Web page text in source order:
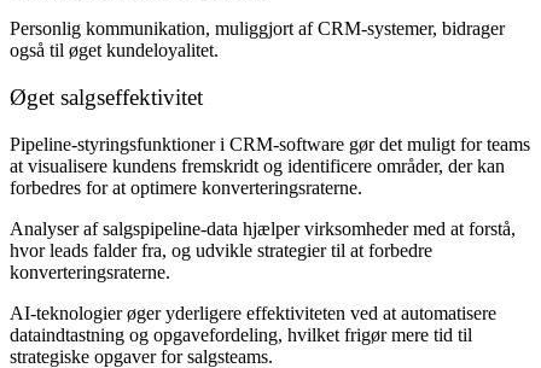
Personlig kommunikation, muliggjort af CRM-systemer, bidrager
også til øget kundeloyalitet.
Øget salgseffektivitet
Pipeline-styringsfunktioner i CRM-software gør det muligt for teams
at visualisere kundens fremskridt og identificere områder, der kan
forbedres for at optimere konverteringsraterne.
Analyser af salgspipeline-data hjælper virksomheder med at forstå,
hvor leads falder fra, og udvikle strategier til at forbedre
konverteringsraterne.
AI-teknologier øger yderligere effektiviteten ved at automatisere
dataindtastning og opgavefordeling, hvilket frigør mere tid til
strategiske opgaver for salgsteams.